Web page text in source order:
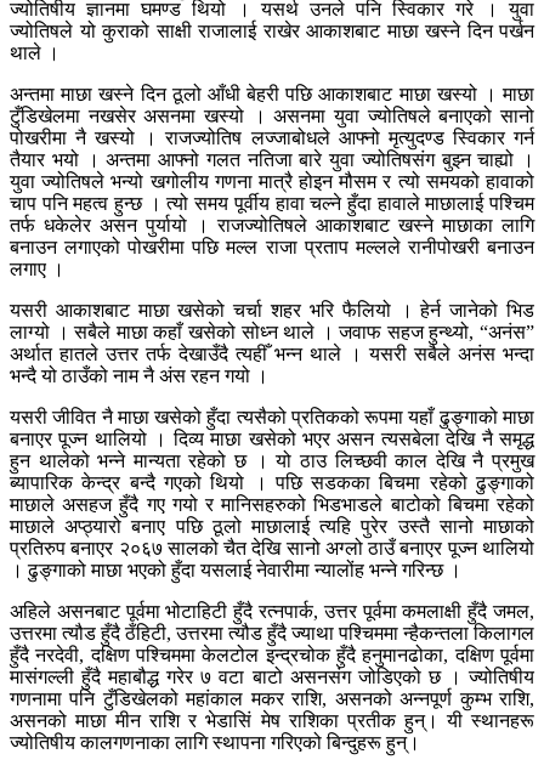
ज्योतिषीय ज्ञानमा घमण्ड थियो । यसर्थ उनले पनि स्विकार गरे । युवा
ज्योतिषले यो कुराको साक्षी राजालाई राखेर आकाशबाट माछा खस्ने दिन पर्खन
थाले ।
अन्तमा माछा खस्ने दिन ठूलो आँधी बेहरी पछि आकाशबाट माछा खस्यो । माछा
टुँडिखेलमा नखसेर असनमा खस्यो । असनमा युवा ज्योतिषले बनाएको सानो
पोखरीमा नै खस्यो । राजज्योतिष लज्जाबोधले आफ्नो मृत्युदण्ड स्विकार गर्न
तैयार भयो । अन्तमा आफ्नो गलत नतिजा बारे युवा ज्योतिषसंग बुझ्न चाह्यो ।
युवा ज्योतिषले भन्यो खगोलीय गणना मात्रै होइन मौसम र त्यो समयको हावाको
चाप पनि महत्व हुन्छ । त्यो समय पूर्वीय हावा चल्ने हुँदा हावाले माछालाई पश्चिम
तर्फ धकेलेर असन पुर्यायो । राजज्योतिषले आकाशबाट खस्ने माछाका लागि
बनाउन लगाएको पोखरीमा पछि मल्ल राजा प्रताप मल्लले रानीपोखरी बनाउन
लगाए ।
यसरी आकाशबाट माछा खसेको चर्चा शहर भरि फैलियो । हेर्न जानेको भिड
लाग्यो । सबैले माछा कहाँ खसेको सोध्न थाले । जवाफ सहज हुन्थ्यो, “अनंस”
अर्थात हातले उत्तर तर्फ देखाउँदै त्यहीँ भन्न थाले । यसरी सबैले अनंस भन्दा
भन्दै यो ठाउँको नाम नै अंस रहन गयो ।
यसरी जीवित नै माछा खसेको हुँदा त्यसैको प्रतिकको रूपमा यहाँ ढुङ्गाको माछा
बनाएर पूज्न थालियो । दिव्य माछा खसेको भएर असन त्यसबेला देखि नै समृद्ध
हुन थालेको भन्ने मान्यता रहेको छ । यो ठाउ लिच्छवी काल देखि नै प्रमुख
ब्यापारिक केन्द्र बन्दै गएको थियो । पछि सडकका बिचमा रहेको ढुङ्गाको
माछाले असहज हुँदै गए गयो र मानिसहरुको भिडभाडले बाटोको बिचमा रहेको
माछाले अप्ठ्यारो बनाए पछि ठूलो माछालाई त्यहि पुरेर उस्तै सानो माछाको
प्रतिरुप बनाएर २०६७ सालको चैत देखि सानो अग्लो ठाउँ बनाएर पूज्न थालियो
। ढुङ्गाको माछा भएको हुँदा यसलाई नेवारीमा न्यालोंह भन्ने गरिन्छ ।
अहिले असनबाट पूर्वमा भोटाहिटी हुँदै रत्नपार्क, उत्तर पूर्वमा कमलाक्षी हुँदै जमल,
उत्तरमा त्यौड हुँदै ठँहिटी, उत्तरमा त्यौड हुँदै ज्याथा पश्चिममा न्हैकन्तला किलागल
हुँदै नरदेवी, दक्षिण पश्चिममा केलटोल इन्द्रचोक हुँदै हनुमानढोका, दक्षिण पूर्वमा
मासंगल्ली हुँदै महाबौद्ध गरेर ७ वटा बाटो असनसंग जोडिएको छ । ज्योतिषीय
गणनामा पनि टुँडिखेलको महांकाल मकर राशि, असनको अन्नपूर्ण कुम्भ राशि,
असनको माछा मीन राशि र भेडासिं मेष राशिका प्रतीक हुन्। यी स्थानहरू
ज्योतिषीय कालगणनाका लागि स्थापना गरिएको बिन्दुहरू हुन्।